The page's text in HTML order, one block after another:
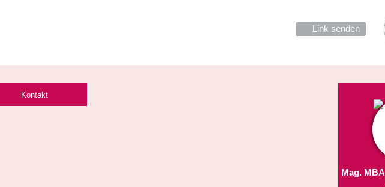
Link senden
Kontakt
Mag.